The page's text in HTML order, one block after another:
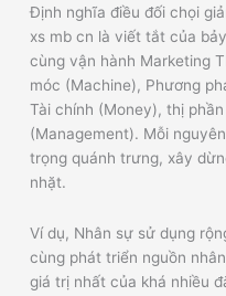
Định nghĩa điều đối chọi
xs mb cn là viết tắt của
cùng vận hành Marketing
móc (Machine), Phương
Tài chính (Money), thị
(Management). Mỗi
trọng quánh trưng, xây
nhặt.
Ví dụ, Nhân sự sử dụng
cùng phát triển nguồn
giá trị nhất của khá nhiều